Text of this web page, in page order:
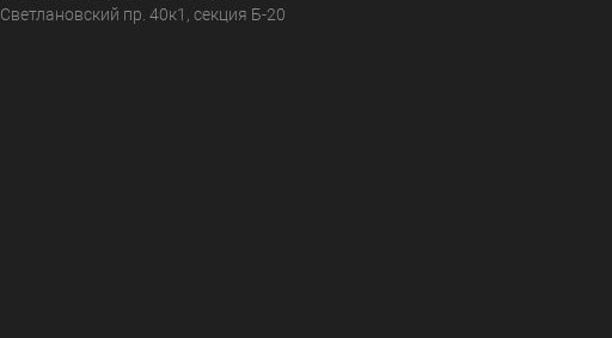
Светлановский пр. 40к1, секция Б-20